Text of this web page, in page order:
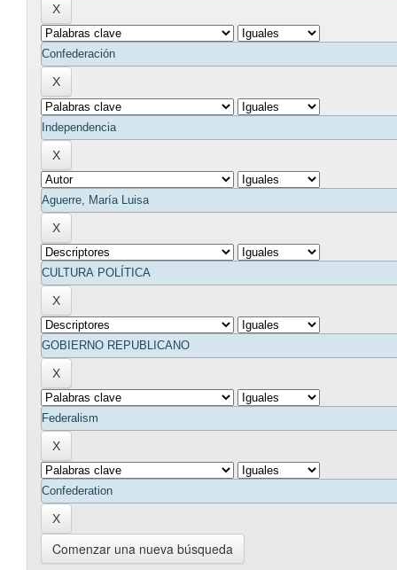
Comenzar una nueva búsqueda